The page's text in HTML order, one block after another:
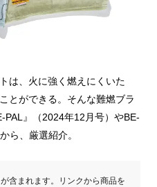
は、火に強く燃えにくいた
とができる。そんな難燃ブラ
PAL』（2024年12月号）やBE-
ら、厳選紹介。
含まれます。リンクから商品を